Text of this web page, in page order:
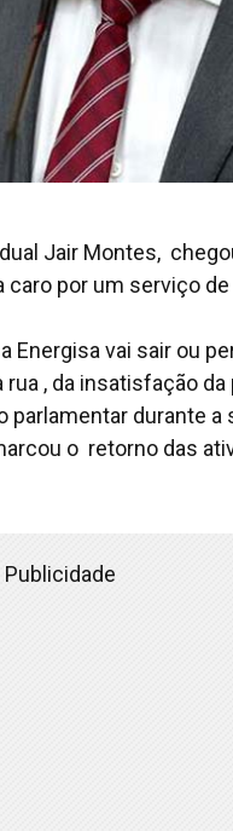
Jair Montes,
por um serviço de
Energisa vai sair ou
, da insatisfação
durante
o retorno das
Publicidade